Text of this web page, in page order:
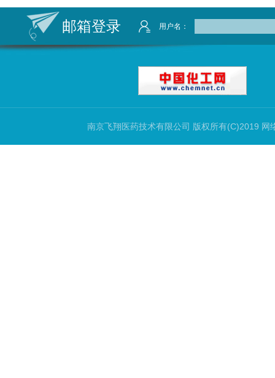
邮箱登录 用户名：
南京飞翔医药技术有限公司 版权所有(C)2019 网